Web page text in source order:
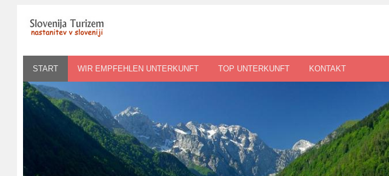
START WIR EMPFEHLEN UNTERKUNFT TOP UNTERKUNFT KONTAKT